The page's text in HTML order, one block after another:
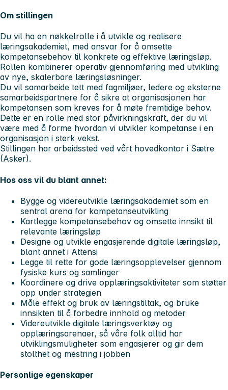
Om stillingen
Du vil ha en nøkkelrolle i å utvikle og realisere
læringsakademiet, med ansvar for å omsette
kompetansebehov til konkrete og effektive læringsløp.
Rollen kombinerer operativ gjennomføring med utvikling
av nye, skalerbare læringsløsninger.
Du vil samarbeide tett med fagmiljøer, ledere og eksterne
samarbeidspartnere for å sikre at organisasjonen har
kompetansen som kreves for å møte fremtidige behov.
Dette er en rolle med stor påvirkningskraft, der du vil
være med å forme hvordan vi utvikler kompetanse i en
organisasjon i sterk vekst.
Stillingen har arbeidssted ved vårt hovedkontor i Sætre
(Asker).
Hos oss vil du blant annet:
Bygge og videreutvikle læringsakademiet som en
sentral arena for kompetanseutvikling
Kartlegge kompetansebehov og omsette innsikt til
relevante læringsløp
Designe og utvikle engasjerende digitale læringsløp,
blant annet i Attensi
Legge til rette for gode læringsopplevelser gjennom
fysiske kurs og samlinger
Koordinere og drive opplæringsaktiviteter som støtter
opp under strategien
Måle effekt og bruk av læringstiltak, og bruke
innsikten til å forbedre innhold og metoder
Videreutvikle digitale læringsverktøy og
opplæringsarenaer, så våre folk alltid har
utviklingsmuligheter som engasjerer og gir dem
stolthet og mestring i jobben
Personlige egenskaper